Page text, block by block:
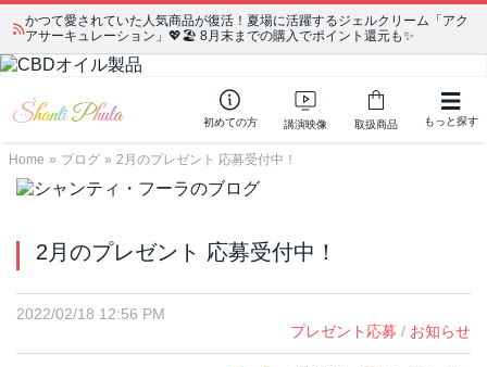
かつて愛されていた人気商品が復活！夏場に活躍するジェルクリーム「アク
アサーキュレーション」💖🏖️ 8月末までの購入でポイント還元も✨
初めての方 講演映像 取扱商品 もっと探す
Home » ブログ » 2月のプレゼント 応募受付中！
2月のプレゼント 応募受付中！
2022/02/18 12:56 PM
プレゼント応募 / お知らせ